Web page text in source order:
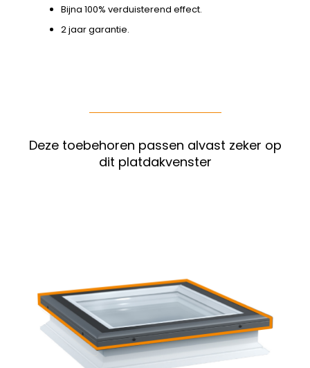
Bijna 100% verduisterend effect.
2 jaar garantie.
Deze toebehoren passen alvast zeker op
dit platdakvenster